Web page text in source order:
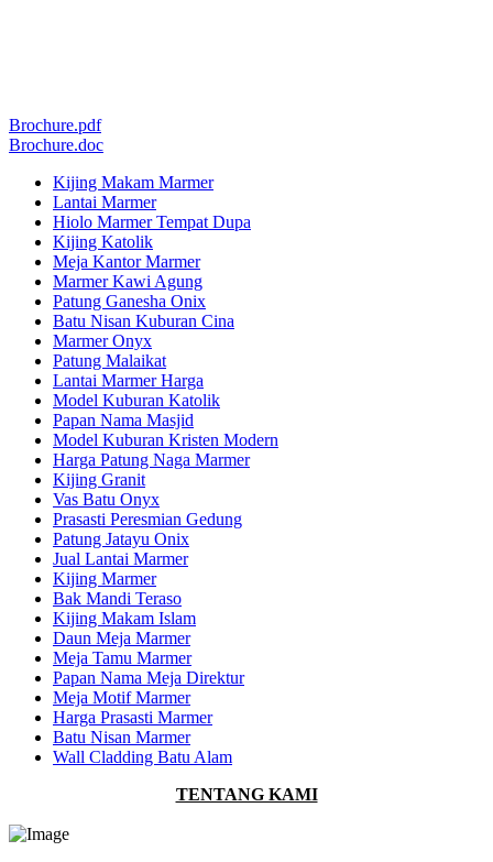
Brochure.pdf
Brochure.doc
Kijing Makam Marmer
Lantai Marmer
Hiolo Marmer Tempat Dupa
Kijing Katolik
Meja Kantor Marmer
Marmer Kawi Agung
Patung Ganesha Onix
Batu Nisan Kuburan Cina
Marmer Onyx
Patung Malaikat
Lantai Marmer Harga
Model Kuburan Katolik
Papan Nama Masjid
Model Kuburan Kristen Modern
Harga Patung Naga Marmer
Kijing Granit
Vas Batu Onyx
Prasasti Peresmian Gedung
Patung Jatayu Onix
Jual Lantai Marmer
Kijing Marmer
Bak Mandi Teraso
Kijing Makam Islam
Daun Meja Marmer
Meja Tamu Marmer
Papan Nama Meja Direktur
Meja Motif Marmer
Harga Prasasti Marmer
Batu Nisan Marmer
Wall Cladding Batu Alam
TENTANG KAMI